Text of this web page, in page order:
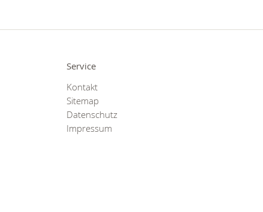
Service
Kontakt
Sitemap
Datenschutz
Impressum